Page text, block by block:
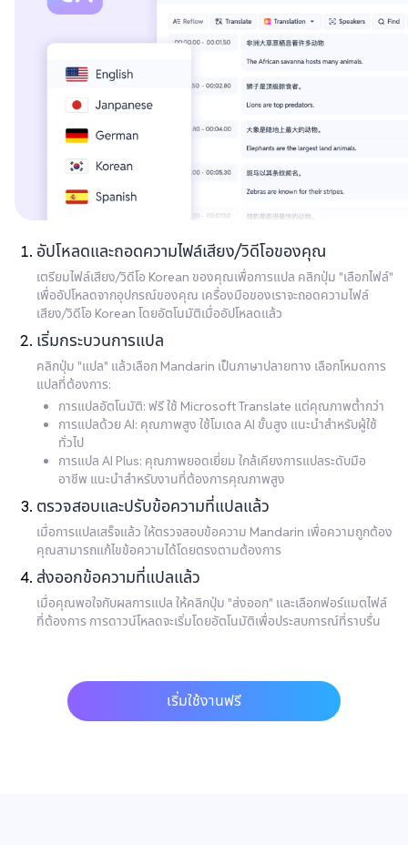
อัปโหลดและถอดความไฟล์เสียง/วิดีโอของคุณ
เตรียมไฟล์เสียง/วิดีโอ Korean ของคุณเพื่อการแปล คลิกปุ่ม "เลือกไฟล์"
เพื่ออัปโหลดจากอุปกรณ์ของคุณ เครื่องมือของเราจะถอดความไฟล์
เสียง/วิดีโอ Korean โดยอัตโนมัติเมื่ออัปโหลดแล้ว
เริ่มกระบวนการแปล
คลิกปุ่ม "แปล" แล้วเลือก Mandarin เป็นภาษาปลายทาง เลือกโหมดการ
แปลที่ต้องการ:
การแปลอัตโนมัติ: ฟรี ใช้ Microsoft Translate แต่คุณภาพต่ำกว่า
การแปลด้วย AI: คุณภาพสูง ใช้โมเดล AI ขั้นสูง แนะนำสำหรับผู้ใช้
ทั่วไป
การแปล AI Plus: คุณภาพยอดเยี่ยม ใกล้เคียงการแปลระดับมือ
อาชีพ แนะนำสำหรับงานที่ต้องการคุณภาพสูง
ตรวจสอบและปรับข้อความที่แปลแล้ว
เมื่อการแปลเสร็จแล้ว ให้ตรวจสอบข้อความ Mandarin เพื่อความถูกต้อง
คุณสามารถแก้ไขข้อความได้โดยตรงตามต้องการ
ส่งออกข้อความที่แปลแล้ว
เมื่อคุณพอใจกับผลการแปล ให้คลิกปุ่ม "ส่งออก" และเลือกฟอร์แมตไฟล์
ที่ต้องการ การดาวน์โหลดจะเริ่มโดยอัตโนมัติเพื่อประสบการณ์ที่ราบรื่น
เริ่มใช้งานฟรี